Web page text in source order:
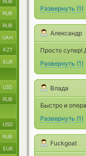
Развернуть (1)
Александр
Просто супер!
Развернуть (1)
Влада
Быстро и
Развернуть (1)
Fuckgoat
RUB
RUB
UAH
KZT
EUR
USD
RUB
USD
RUB
EUR